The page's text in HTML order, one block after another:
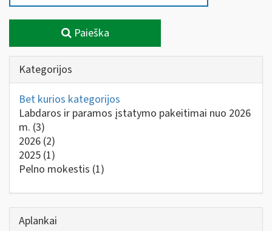
Paieška
Kategorijos
Bet kurios kategorijos
Labdaros ir paramos įstatymo pakeitimai nuo 2026
m. (3)
2026 (2)
2025 (1)
Pelno mokestis (1)
Aplankai